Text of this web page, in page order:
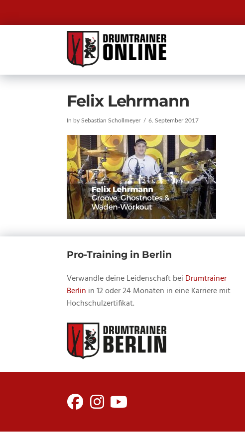
Felix Lehrmann
In by Sebastian Schollmeyer 6. September 2017
Pro-Training in Berlin
Verwandle deine Leidenschaft bei Drumtrainer
Berlin in 12 oder 24 Monaten in eine Karriere mit
Hochschulzertifikat.